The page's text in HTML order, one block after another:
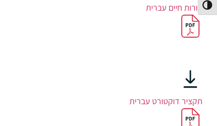
הפעל/כבה ניגודיות גבוהה
קורות חיים עברית
תקציר דוקטורט עברית